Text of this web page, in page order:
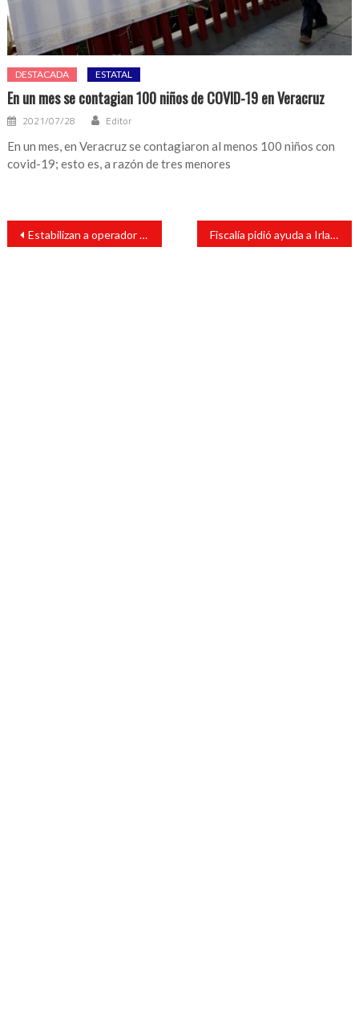
DESTACADA ESTATAL
En un mes se contagian 100 niños de COVID-19 en Veracruz
2021/07/28 Editor
En un mes, en Veracruz se contagiaron al menos 100 niños con
covid-19; esto es, a razón de tres menores
Navegación
entradas
Estabilizan a operador de retroexcavadora que quedó bajo alud de tierra Fiscalía pidió ayuda a Irlanda del Norte para detener a Karime “N”